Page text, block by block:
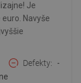
Je
Navyše
Defekty -